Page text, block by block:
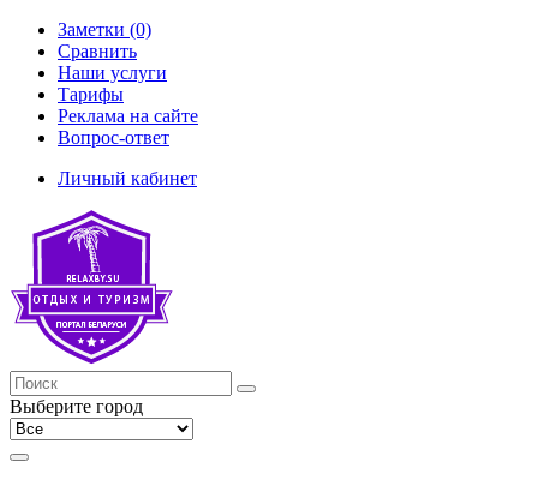
Заметки (0)
Сравнить
Наши услуги
Тарифы
Реклама на сайте
Вопрос-ответ
Личный кабинет
Выберите город